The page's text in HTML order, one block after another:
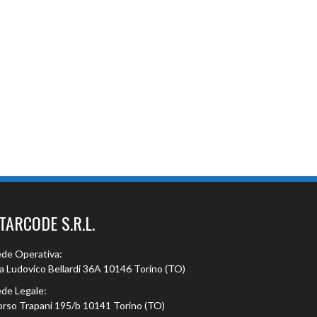
S.R.L.
Operativa:
Ludovico Bellardi 36A 10146 Torino (TO)
Legale:
Trapani 195/b 10141 Torino (TO)